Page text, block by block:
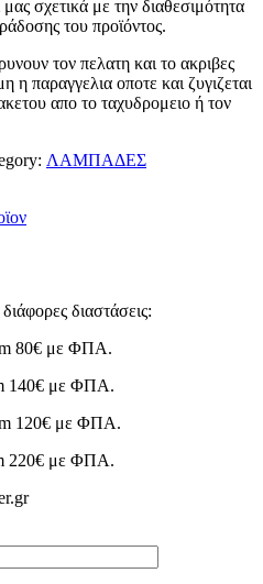
σχετικά με την διαθεσιμότητα
του προϊόντος.
τον πελατη και το ακριβες
η παραγγελια οποτε και ζυγιζεται
απο το ταχυδρομειο ή τον
ΛΑΜΠΑΔΕΣ
διαστάσεις:
80€ με ΦΠΑ.
140€ με ΦΠΑ.
120€ με ΦΠΑ.
220€ με ΦΠΑ.